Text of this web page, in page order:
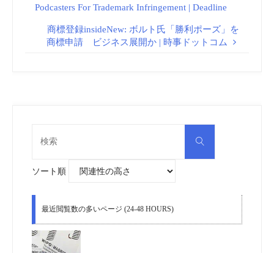
Podcasters For Trademark Infringement | Deadline
商標登録insideNew: ボルト氏「勝利ポーズ」を
商標申請 ビジネス展開か | 時事ドットコム
検
ソート順
最近閲覧数の多いページ (24-48 HOURS)